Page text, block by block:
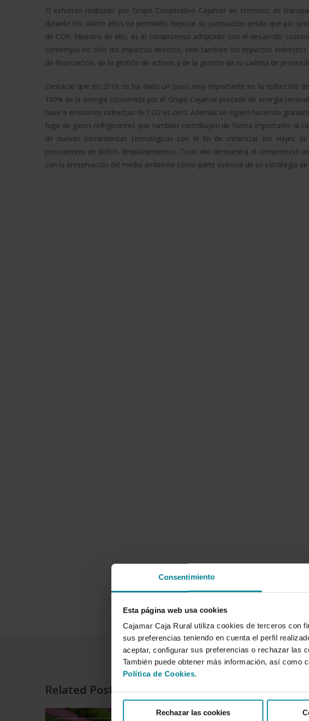
Consentimiento
Esta página web usa cookies
Cajamar Caja Rural utiliza cookies de terceros con
sus preferencias teniendo en cuenta el perfil
aceptar, configurar sus preferencias o rechazar las
También puede obtener más información, así como
Política de Cookies.
Rechazar las cookies
El esfuerzo realizado por Grupo Cooperativo Cajamar en términos de
durante los último años ha permitido mejorar su puntuación desde que por
de CDP. Muestra de ello, es el compromiso adoptado con el desarrollo
contempla no sólo los impactos directos, sino también los impactos indirectos
de financiación, de la gestión de activos y de la gestión de su cadena de
Destacar que en 2016 se ha dado un paso muy importante en la reducción
100% de la energía consumida por el Grupo Cajamar procede de energía
base a emisiones indirectas de CO2 es cero. Además se siguen haciendo
fuga de gases refrigerantes que también contribuyen de forma importante al
de nuevas herramientas tecnológicas con el fin de minimizar los viajes
procedentes de dichos desplazamientos. Todo ello demuestra el compromiso
con la preservación del medio ambiente como parte esencial de su estrategia
Related Posts
Cajamar